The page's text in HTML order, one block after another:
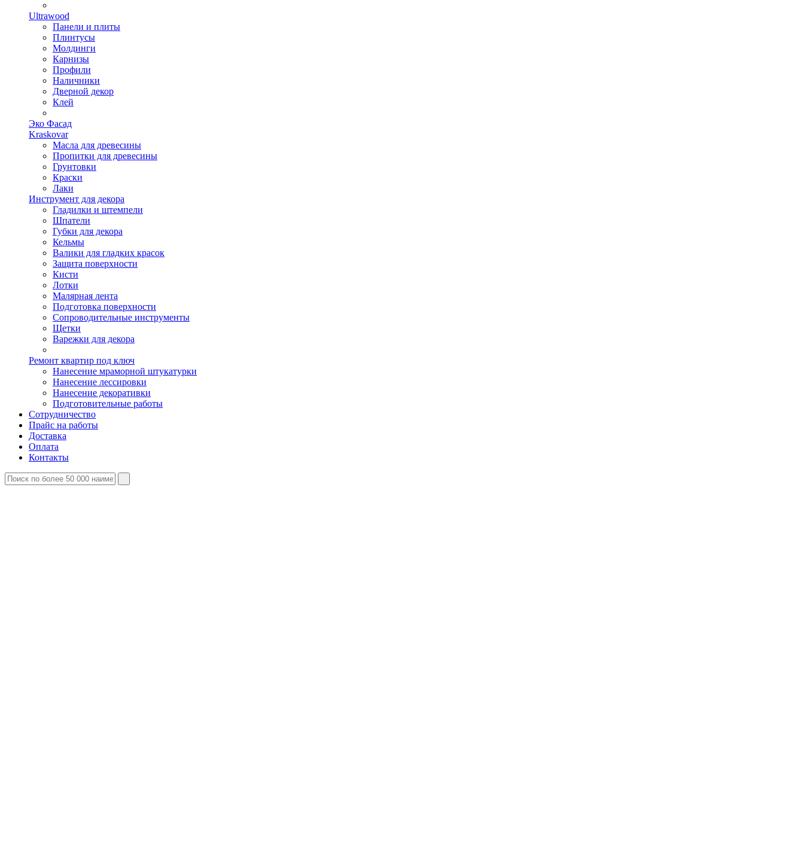
Ultrawood
Панели и плиты
Плинтусы
Молдинги
Карнизы
Профили
Наличники
Дверной декор
Клей
Эко Фасад
Kraskovar
Масла для древесины
Пропитки для древесины
Грунтовки
Краски
Лаки
Инструмент для декора
Гладилки и штемпели
Шпатели
Губки для декора
Кельмы
Валики для гладких красок
Защита поверхности
Кисти
Лотки
Малярная лента
Подготовка поверхности
Сопроводительные инструменты
Щетки
Варежки для декора
Ремонт квартир под ключ
Нанесение мраморной штукатурки
Нанесение лессировки
Нанесение декоративки
Подготовительные работы
Сотрудничество
Прайс на работы
Доставка
Оплата
Контакты